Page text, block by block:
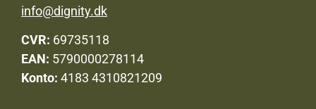
info@dignity.dk
CVR: 69735118
EAN: 5790000278114
Konto: 4183 4310821209